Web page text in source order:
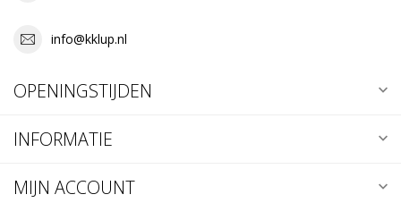
info@kklup.nl
OPENINGSTIJDEN
INFORMATIE
MIJN ACCOUNT